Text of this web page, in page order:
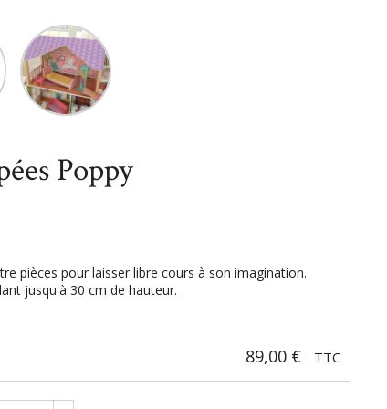
Poupées
Poppy
pièces pour laisser libre cours à son imagination.
jusqu'à 30 cm de hauteur.
89,00 € TTC